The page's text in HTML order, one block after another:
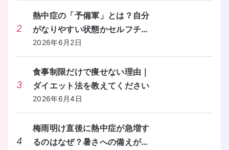
2
熱中症の「予備軍」とは？自分
がなりやすい状態かセルフチェ
ックする方法を教えてくださ
い。
2026年6月2日
3
食事制限だけで痩せない理由｜
ダイエット法を教えてください
2026年6月4日
4
梅雨明け直後に熱中症が急増す
るのはなぜ？暑さへの備えが間